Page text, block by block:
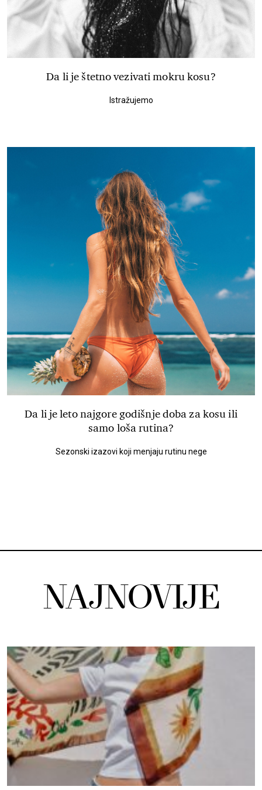
Da li je štetno vezivati mokru kosu?
Istražujemo
Da li je leto najgore godišnje doba za kosu ili
samo loša rutina?
Sezonski izazovi koji menjaju rutinu nege
NAJNOVIJE